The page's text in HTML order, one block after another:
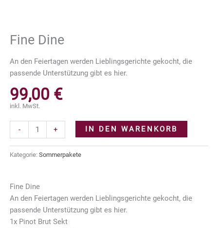
Fine Dine
An den Feiertagen werden Lieblingsgerichte gekocht, die
passende Unterstützung gibt es hier.
99,00 €
inkl. MwSt.
-
Dine
+ IN DEN WARENKORB
Kategorie: Sommerpakete
Fine Dine
An den Feiertagen werden Lieblingsgerichte gekocht, die
passende Unterstützung gibt es hier.
1x Pinot Brut Sekt